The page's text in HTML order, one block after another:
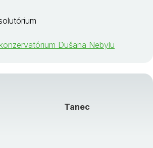
Dušana Nebylu
Tanec